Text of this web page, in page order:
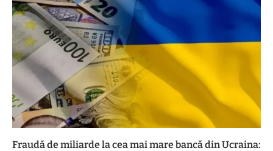
Fraudă de miliarde la cea mai mare bancă din Ucraina: